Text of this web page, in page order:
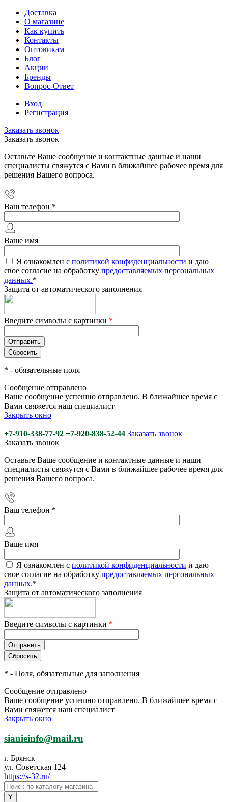
Доставка
О магазине
Как купить
Контакты
Оптовикам
Блог
Акции
Бренды
Вопрос-Ответ
Вход
Регистрация
Заказать звонок
Заказать звонок
Оставьте Ваше сообщение и контактные данные и наши
специалисты свяжутся с Вами в ближайшее рабочее время для
решения Вашего вопроса.
Ваш телефон *
Ваше имя
Я ознакомлен с политикой конфиденциальности и даю
свое согласие на обработку предоставляемых персональных
данных.*
Защита от автоматического заполнения
Введите символы с картинки *
* - обязательные поля
Сообщение отправлено
Ваше сообщение успешно отправлено. В ближайшее время с
Вами свяжется наш специалист
Закрыть окно
+7-910-338-77-92 +7-920-838-52-44 Заказать звонок
Заказать звонок
Оставьте Ваше сообщение и контактные данные и наши
специалисты свяжутся с Вами в ближайшее рабочее время для
решения Вашего вопроса.
Ваш телефон *
Ваше имя
Я ознакомлен с политикой конфиденциальности и даю
свое согласие на обработку предоставляемых персональных
данных.*
Защита от автоматического заполнения
Введите символы с картинки *
* - Поля, обязательные для заполнения
Сообщение отправлено
Ваше сообщение успешно отправлено. В ближайшее время с
Вами свяжется наш специалист
Закрыть окно
sianieinfo@mail.ru
г. Брянск
ул. Советская 124
https://s-32.ru/